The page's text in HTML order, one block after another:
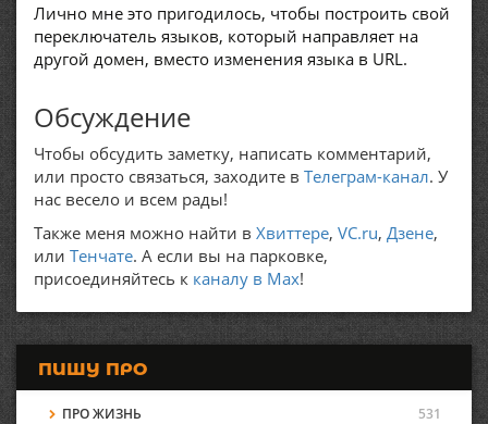
Лично мне это пригодилось, чтобы построить свой
переключатель языков, который направляет на
другой домен, вместо изменения языка в URL.
Обсуждение
Чтобы обсудить заметку, написать комментарий,
или просто связаться, заходите в Телеграм-канал. У
нас весело и всем рады!
Также меня можно найти в Хвиттере, VC.ru, Дзене,
или Тенчате. А если вы на парковке,
присоединяйтесь к каналу в Max!
ПИШУ ПРО
ПРО ЖИЗНЬ
531